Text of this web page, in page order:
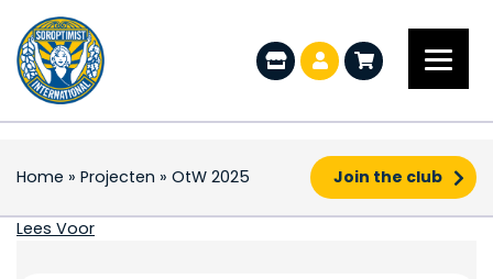
Home » Projecten » OtW 2025 Join the club
OtW 2025
Lees Voor